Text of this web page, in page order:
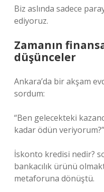
Biz aslında sadece
ediyoruz.
Zamanın
düşünceler
Ankara’da bir akşam
sordum:
“Ben gelecekteki
kadar ödün veriyorum?”
İskonto kredisi nedir?
bankacılık ürünü
metaforuna dönüştü.